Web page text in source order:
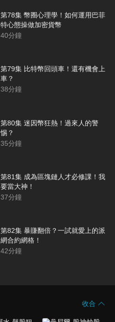
第78集 幣圈心理學！如何運用巴菲
特心態操做加密貨幣
40分鐘
第79集 比特幣回頭車！還有機會上
車？
38分鐘
第80集 迷因幣狂熱！過來人的警
惕？
35分鐘
第81集 成為區塊鏈人才必修課！我
要當大神！
37分鐘
第82集 暴賺翻倍？一試就愛上的派
網合約網格！
42分鐘
收合